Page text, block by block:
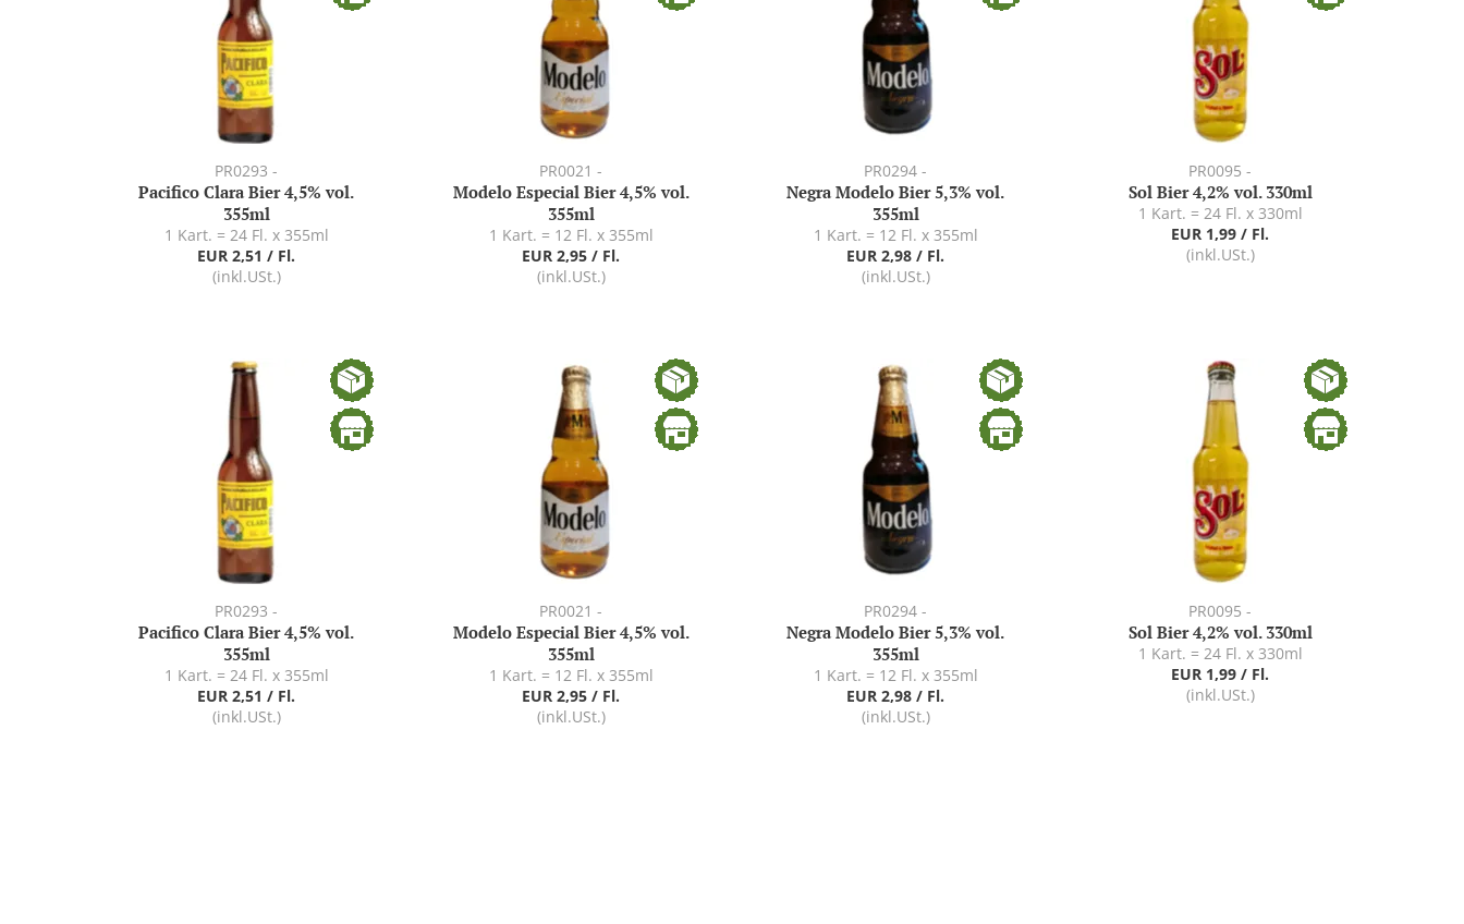
PR0293 -
Pacifico Clara Bier 4,5% vol.
355ml
1 Kart. = 24 Fl. x 355ml
EUR 2,51 / Fl.
(inkl.USt.)
PR0021 -
Modelo Especial Bier 4,5% vol.
355ml
1 Kart. = 12 Fl. x 355ml
EUR 2,95 / Fl.
(inkl.USt.)
PR0294 -
Negra Modelo Bier 5,3% vol.
355ml
1 Kart. = 12 Fl. x 355ml
EUR 2,98 / Fl.
(inkl.USt.)
PR0095 -
Sol Bier 4,2% vol. 330ml
1 Kart. = 24 Fl. x 330ml
EUR 1,99 / Fl.
(inkl.USt.)
PR0293 -
Pacifico Clara Bier 4,5% vol.
355ml
1 Kart. = 24 Fl. x 355ml
EUR 2,51 / Fl.
(inkl.USt.)
PR0021 -
Modelo Especial Bier 4,5% vol.
355ml
1 Kart. = 12 Fl. x 355ml
EUR 2,95 / Fl.
(inkl.USt.)
PR0294 -
Negra Modelo Bier 5,3% vol.
355ml
1 Kart. = 12 Fl. x 355ml
EUR 2,98 / Fl.
(inkl.USt.)
PR0095 -
Sol Bier 4,2% vol. 330ml
1 Kart. = 24 Fl. x 330ml
EUR 1,99 / Fl.
(inkl.USt.)